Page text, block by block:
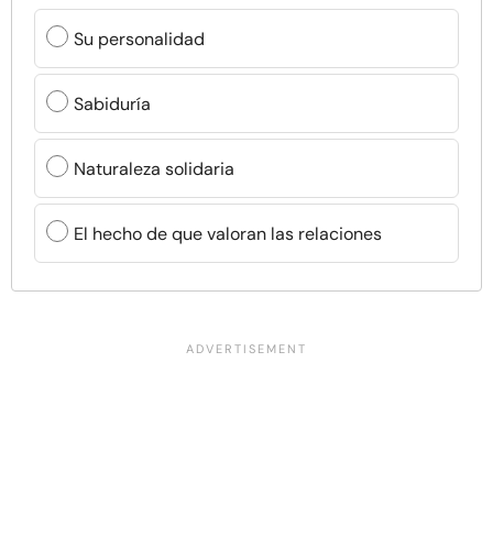
Su personalidad
Sabiduría
Naturaleza solidaria
El hecho de que valoran las relaciones